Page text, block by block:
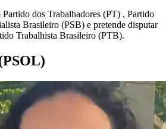
dos Trabalhadores (PT) , Partido
Brasileiro (PSB) e pretende disputar
Trabalhista Brasileiro (PTB).